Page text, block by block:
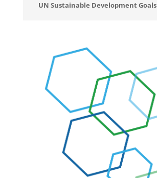
UN Sustainable Development Goals